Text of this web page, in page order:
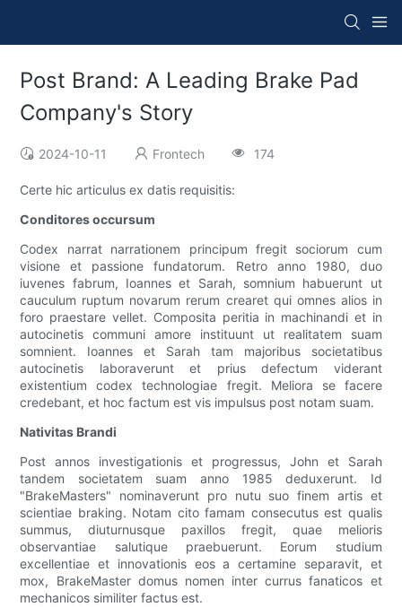
Post Brand: A Leading Brake Pad
Company's Story
2024-10-11 Frontech 174
Certe hic articulus ex datis requisitis:
Conditores occursum
Codex narrat narrationem principum fregit sociorum cum
visione et passione fundatorum. Retro anno 1980, duo
iuvenes fabrum, Ioannes et Sarah, somnium habuerunt ut
cauculum ruptum novarum rerum crearet qui omnes alios in
foro praestare vellet. Composita peritia in machinandi et in
autocinetis communi amore instituunt ut realitatem suam
somnient. Ioannes et Sarah tam majoribus societatibus
autocinetis laboraverunt et prius defectum viderant
existentium codex technologiae fregit. Meliora se facere
credebant, et hoc factum est vis impulsus post notam suam.
Nativitas Brandi
Post annos investigationis et progressus, John et Sarah
tandem societatem suam anno 1985 deduxerunt. Id
"BrakeMasters" nominaverunt pro nutu suo finem artis et
scientiae braking. Notam cito famam consecutus est qualis
summus, diuturnusque paxillos fregit, quae melioris
observantiae salutique praebuerunt. Eorum studium
excellentiae et innovationis eos a certamine separavit, et
mox, BrakeMaster domus nomen inter currus fanaticos et
mechanicos similiter factus est.